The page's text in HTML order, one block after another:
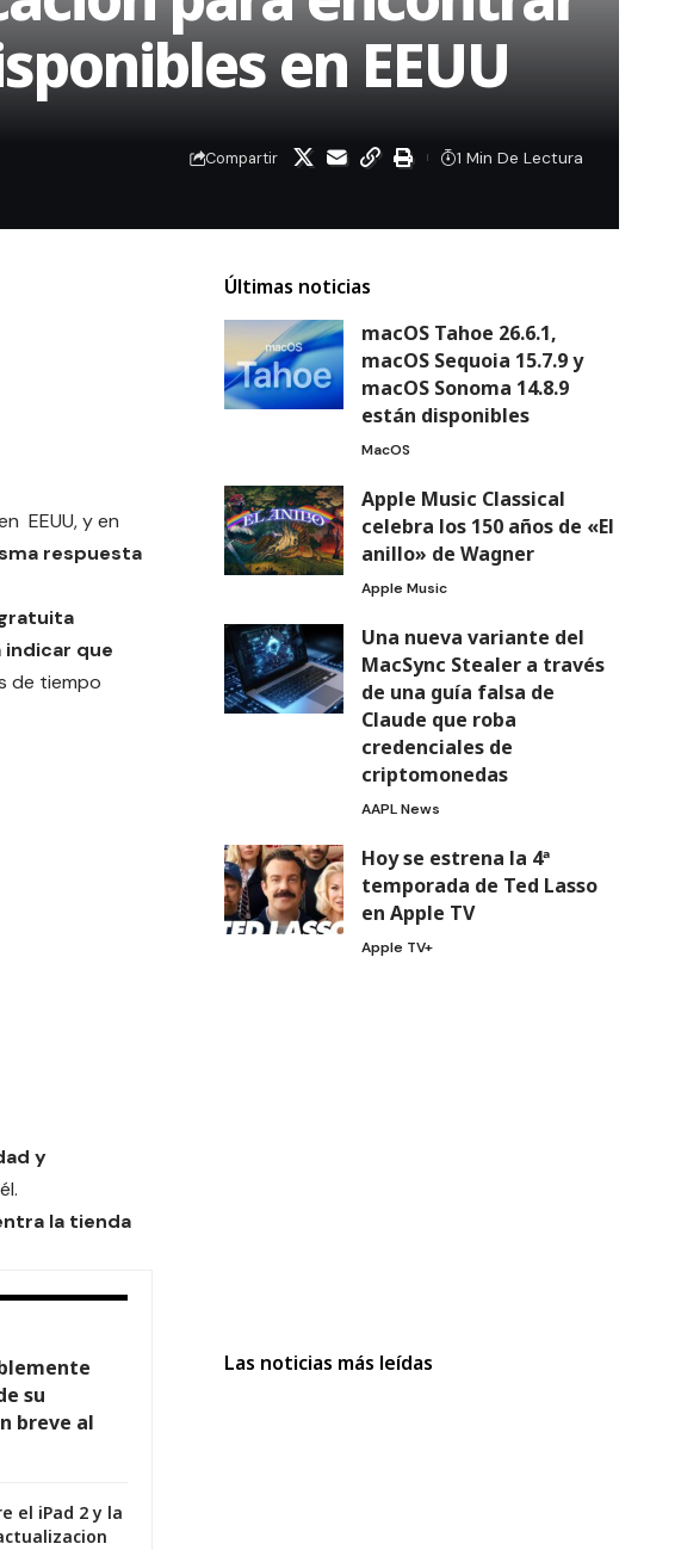
en EEUU
Compartir 1 Min De Lectura
EEUU, y en
respuesta
indicar que
de tiempo
y
la tienda
su
breve al
el iPad 2 y la
Últimas noticias
macOS Tahoe 26.6.1,
macOS Sequoia 15.7.9 y
macOS Sonoma 14.8.9
están disponibles
MacOS
Apple Music Classical
celebra los 150 años de «El
anillo» de Wagner
Apple Music
Una nueva variante del
MacSync Stealer a través
de una guía falsa de
Claude que roba
credenciales de
criptomonedas
AAPL News
Hoy se estrena la 4ª
temporada de Ted Lasso
en Apple TV
Apple TV+
Las noticias más leídas